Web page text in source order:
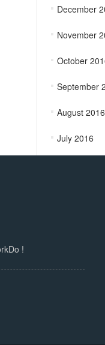
December
November
October
September
August 2016
July 2016
!